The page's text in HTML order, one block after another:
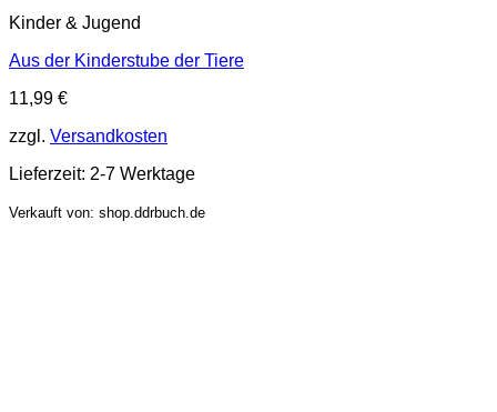
Kinder & Jugend
Aus der Kinderstube der Tiere
11,99 €
zzgl. Versandkosten
Lieferzeit: 2-7 Werktage
Verkauft von: shop.ddrbuch.de